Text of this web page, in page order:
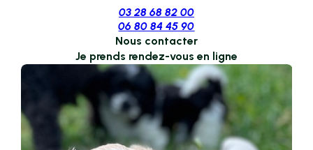
03 28 68 82 00
06 80 84 45 90
Nous contacter
Je prends rendez-vous en ligne